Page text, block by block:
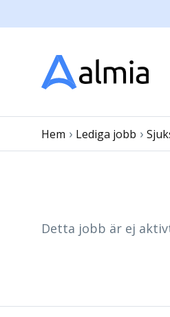
Hem › Lediga jobb ›
Detta jobb är ej